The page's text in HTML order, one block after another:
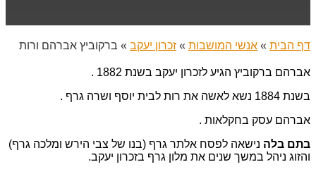
דף הבית » אנשי המושבות » זכרון יעקב » ברקוביץ אברהם ורות
אברהם ברקוביץ הגיע לזכרון יעקב בשנת 1882 .
בשנת 1884 נשא לאשה את רות לבית יוסף ושרה גרף .
אברהם עסק בחקלאות .
בתם בלה נישאה לפסח אלתר גרף (בנו של צבי הירש ומלכה גרף)
והזוג ניהל במשך שנים את מלון גרף בזכרון יעקב.